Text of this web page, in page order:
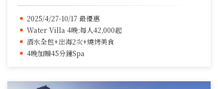
2025/4/27-10/17 最優惠
Water Villa 4晚:每人42,000起
酒水全包+出海2次+燒烤美食
4晚加贈45分鐘Spa